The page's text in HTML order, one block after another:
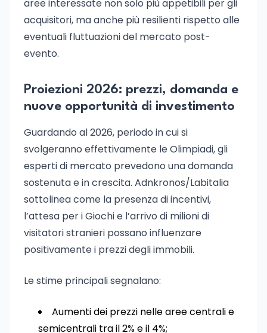
aree interessate non solo più appetibili per gli
acquisitori, ma anche più resilienti rispetto alle
eventuali fluttuazioni del mercato post-
evento.
Proiezioni 2026: prezzi, domanda e
nuove opportunità di investimento
Guardando al 2026, periodo in cui si
svolgeranno effettivamente le Olimpiadi, gli
esperti di mercato prevedono una domanda
sostenuta e in crescita. Adnkronos/Labitalia
sottolinea come la presenza di incentivi,
l’attesa per i Giochi e l’arrivo di milioni di
visitatori stranieri possano influenzare
positivamente i prezzi degli immobili.
Le stime principali segnalano:
Aumenti dei prezzi nelle aree centrali e
semicentrali tra il 2% e il 4%;